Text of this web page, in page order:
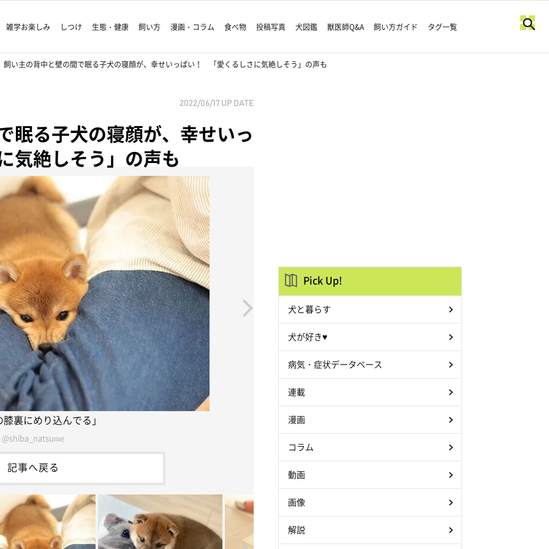
雑学お楽しみ しつけ 生態・健康 飼い方 漫画・コラム 食べ物 投稿写真 犬図鑑 獣医師Q&A 飼い方ガイド タグ一覧
飼い主の背中と壁の間で眠る子犬の寝顔が、幸せいっぱい！ 「愛くるしさに気絶しそう」の声も
2022/06/17 UP DATE
眠る子犬の寝顔が、幸せいっ
絶しそう」の声も
裏にめり込んでる」
@shiba_natsume
記事へ戻る
Pick Up!
犬と暮らす
犬が好き♥
病気・症状データベース
連載
漫画
コラム
動画
画像
解説